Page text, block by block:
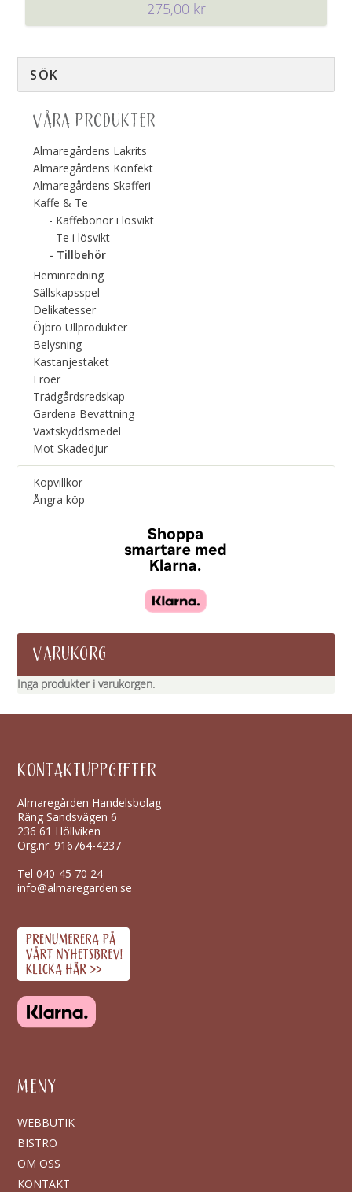
275,00 kr
VÅRA PRODUKTER
Almaregårdens Lakrits
Almaregårdens Konfekt
Almaregårdens Skafferi
Kaffe & Te
Kaffebönor i lösvikt
Te i lösvikt
Tillbehör
Heminredning
Sällskapsspel
Delikatesser
Öjbro Ullprodukter
Belysning
Kastanjestaket
Fröer
Trädgårdsredskap
Gardena Bevattning
Växtskyddsmedel
Mot Skadedjur
Köpvillkor
Ångra köp
VARUKORG
Inga produkter i varukorgen.
KONTAKTUPPGIFTER
Almaregården Handelsbolag
Räng Sandsvägen 6
236 61 Höllviken
Org.nr: 916764-4237
Tel040-45 70 24
info@almaregarden.se
MENY
WEBBUTIK
BISTRO
OM OSS
KONTAKT